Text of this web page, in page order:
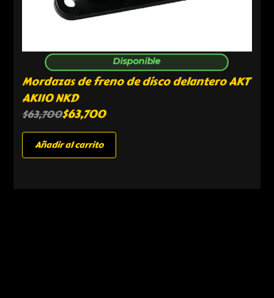
Disponible
Mordazas de freno de disco delantero AKT
AK110 NKD
$63,700$63,700
Añadir al carrito